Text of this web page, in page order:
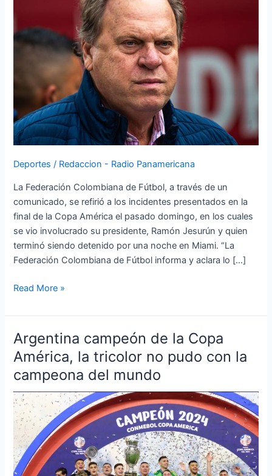
Deportes / Redaccion - Radio Panamericana
La Federación Colombiana de Fútbol, a través de un
comunicado, se refirió a los incidentes presentados en la
final de la Copa América el pasado domingo, en los cuales
se vio involucrado su presidente, Ramón Jesurún y quien
terminó siendo detenido por una noche en Miami. “La
Federación Colombiana de Fútbol informa y aclara lo […]
Ramón
Jesurún
Read More »
Argentina campeón de la Copa
América, la tricolor no pudo con la
campeona del mundo
Argentina
campeón
la
Copa
América,
la
tricolor
no
pudo